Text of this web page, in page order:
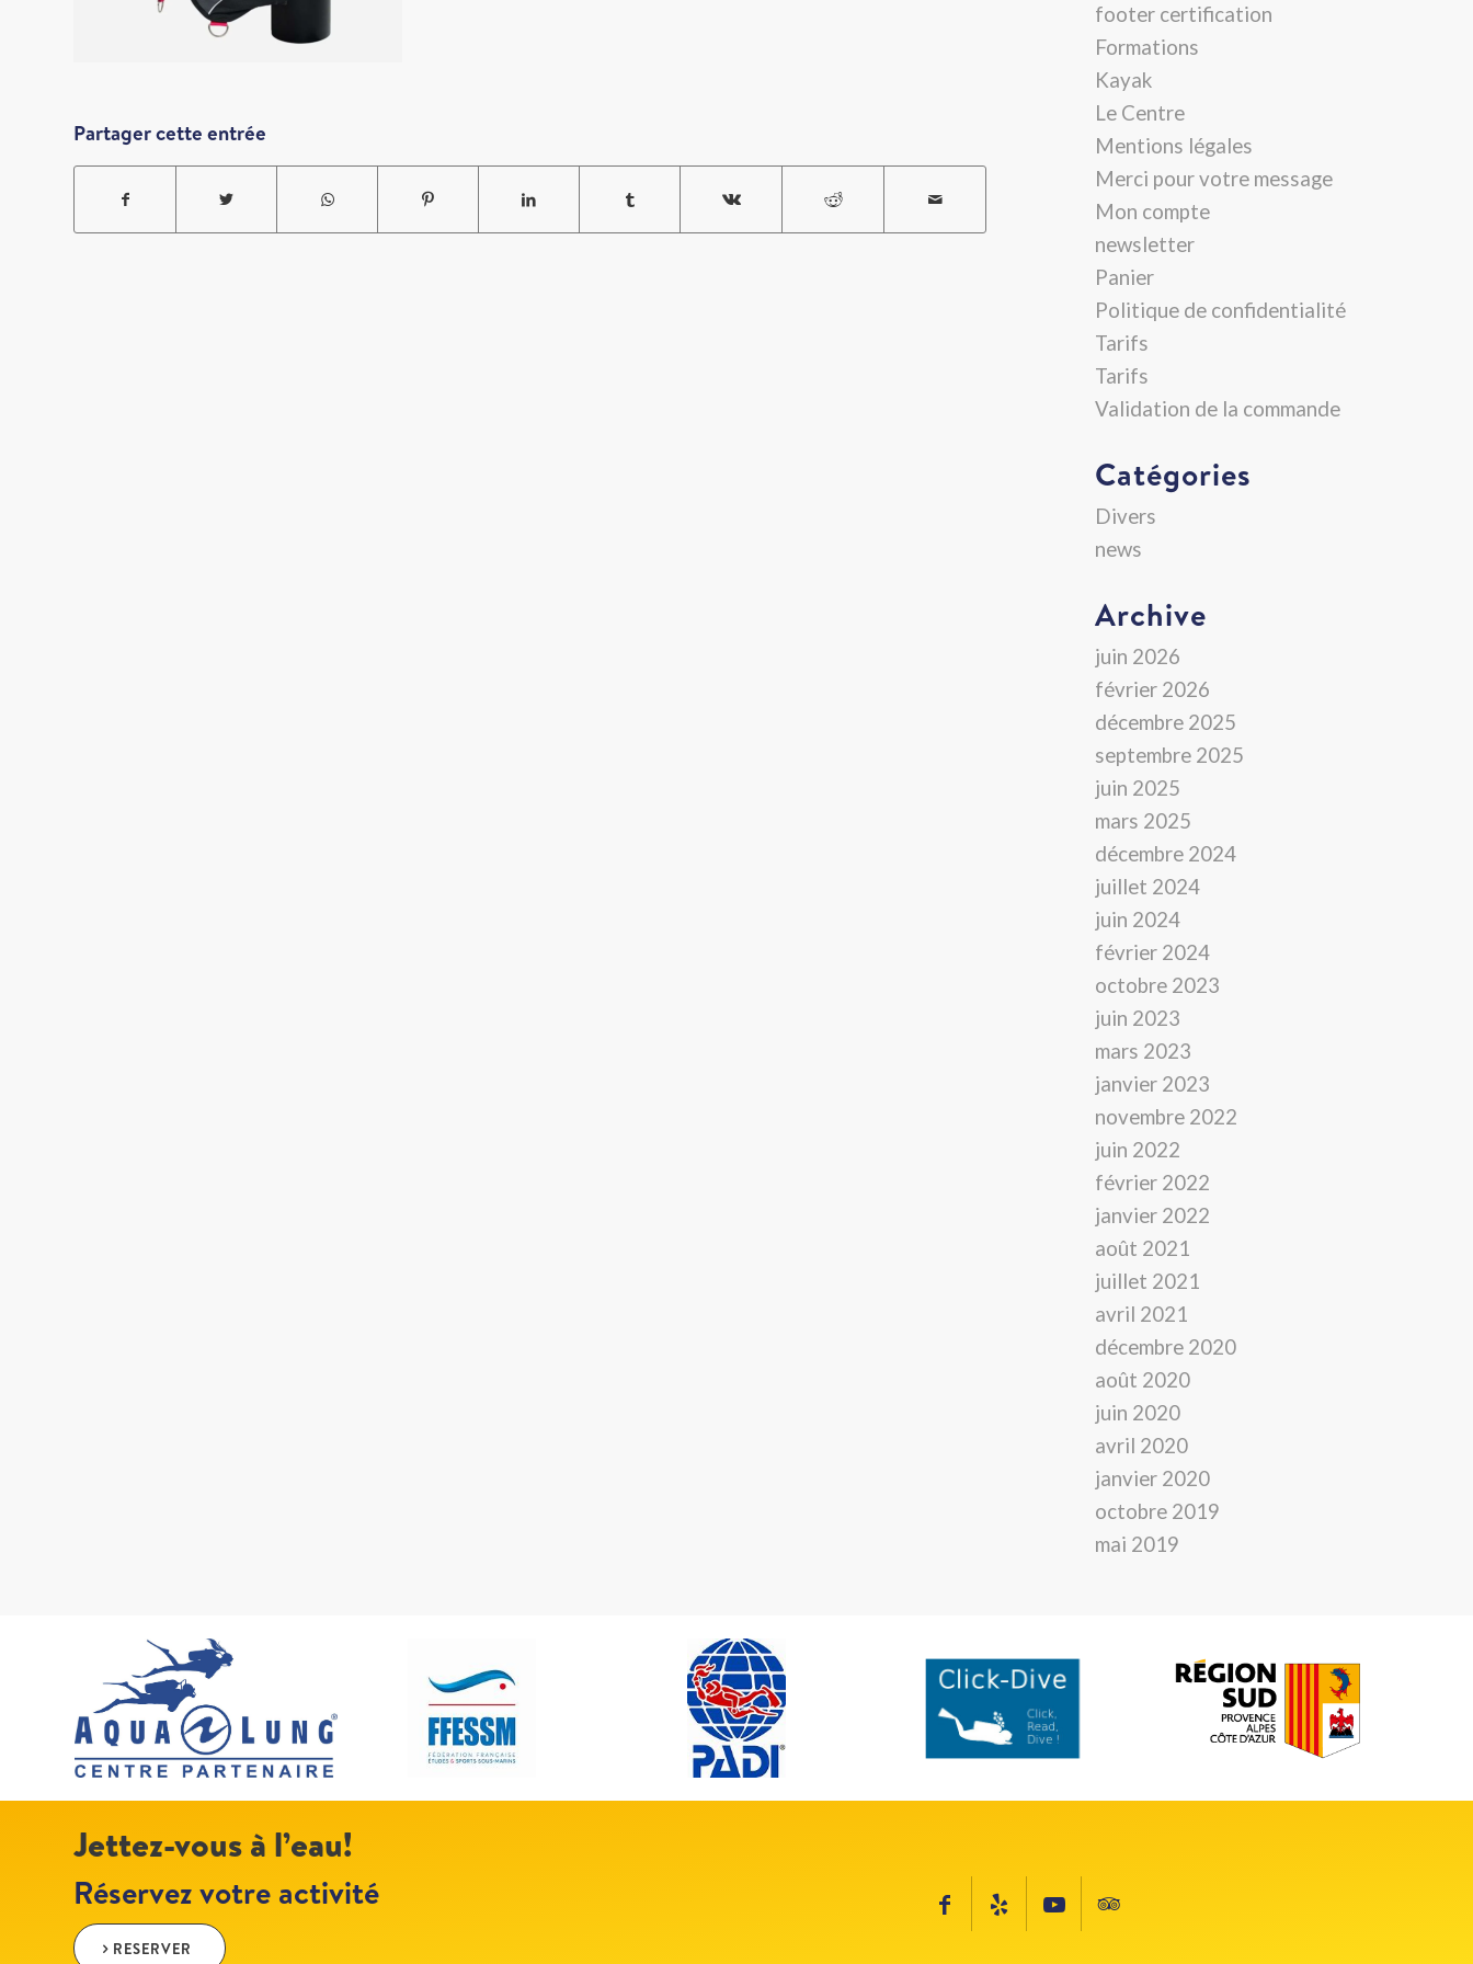
Partager cette entrée
footer certification
Formations
Kayak
Le Centre
Mentions légales
Merci pour votre message
Mon compte
newsletter
Panier
Politique de confidentialité
Tarifs
Tarifs
Validation de la commande
Catégories
Divers
news
Archive
juin 2026
février 2026
décembre 2025
septembre 2025
juin 2025
mars 2025
décembre 2024
juillet 2024
juin 2024
février 2024
octobre 2023
juin 2023
mars 2023
janvier 2023
novembre 2022
juin 2022
février 2022
janvier 2022
août 2021
juillet 2021
avril 2021
décembre 2020
août 2020
juin 2020
avril 2020
janvier 2020
octobre 2019
mai 2019
Jettez-vous à l’eau!
Réservez votre activité
RESERVER